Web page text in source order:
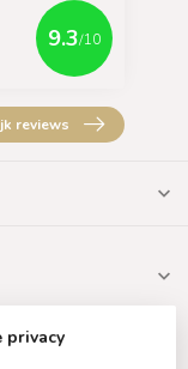
9.3/10
reviews
privacy